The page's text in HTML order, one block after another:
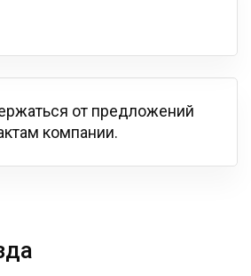
от предложений
компании.